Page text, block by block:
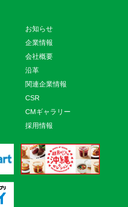
お知らせ
企業情報
会社概要
沿革
関連企業情報
CSR
CMギャラリー
採用情報